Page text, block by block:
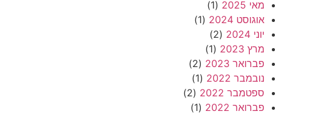
מאי 2025
(1)
אוגוסט 2024
(1)
יוני 2024
(2)
מרץ 2023
(1)
פברואר 2023
(2)
נובמבר 2022
(1)
ספטמבר 2022
(2)
פברואר 2022
(1)